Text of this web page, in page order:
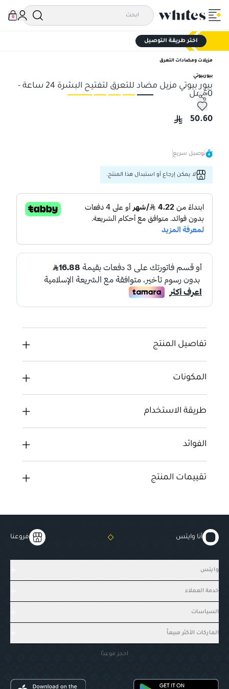
0
اختر طريقة التوصيل
مزيلات ومضادات التعرق
بيوربيوتي
بيور بيوتي مزيل مضاد للتعرق لتفتيح البشرة 24 ساعة -
60 مل
بيور بيوتي مزيل مضاد للتعرق لتفتيح البشرة 24 ساعة - 60 مل
50.60
توصيل سريع
لا يمكن إرجاع أو استبدال هذا المنتج.
تفاصيل المنتج
المكونات
طريقة الاستخدام
الفوائد
تقييمات المنتج
أنا وايتس فروعنا
وايتس
خدمة العملاء
السياسات
الماركات الأكثر مبيعاً
احجز موعدًا